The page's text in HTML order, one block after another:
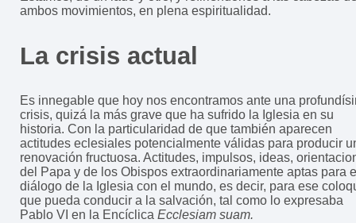
ambos movimientos, en plena espiritualidad.
La crisis actual
Es innegable que hoy nos encontramos ante una
crisis, quizá la más grave que ha sufrido la Iglesia en su
historia. Con la particularidad de que también aparecen
actitudes eclesiales potencialmente válidas para producir
renovación fructuosa. Actitudes, impulsos, ideas,
del Papa y de los Obispos extraordinariamente aptas para
diálogo de la Iglesia con el mundo, es decir, para ese
que pueda conducir a la salvación, tal como lo expresaba
Pablo VI en la Encíclica Ecclesiam suam.